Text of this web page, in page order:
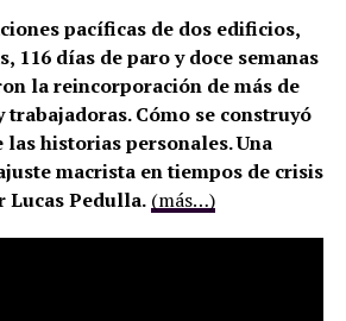
pacíficas de dos edificios,
116 días de paro y doce semanas
la reincorporación de más de
trabajadoras. Cómo se construyó
historias personales. Una
macrista en tiempos de crisis
Lucas Pedulla. (más…)